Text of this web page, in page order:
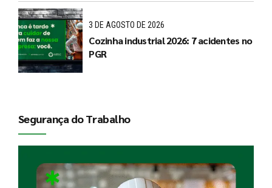
3 DE AGOSTO DE 2026
Cozinha industrial 2026: 7 acidentes no
PGR
Segurança do Trabalho